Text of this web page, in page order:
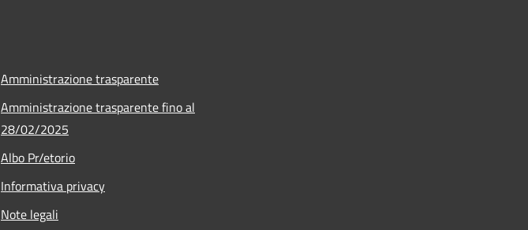
Amministrazione trasparente
Amministrazione trasparente fino al
28/02/2025
Albo Pr/etorio
Informativa privacy
Note legali